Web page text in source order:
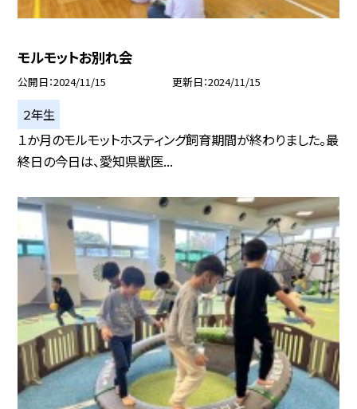
モルモットお別れ会
公開日 2024/11/15 更新日 2024/11/15
２年生
１か月のモルモットホスティング飼育期間が終わりました。最
終日の今日は、愛知県獣医...